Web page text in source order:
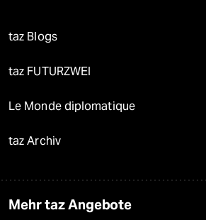
taz Blogs
taz FUTURZWEI
Le Monde diplomatique
taz Archiv
Mehr taz Angebote